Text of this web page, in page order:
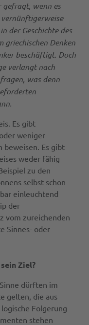
gefragt, wenn es
der Geschichte des
griechischen Denken
beschäftigt. Doch
verlangt nach
was denn
Es gibt
weniger
beweisen. Es gibt
weder fähig
zu den
selbst schon
einleuchtend
der
vom zureichenden
Sinnes- oder
Ziel?
dürften im
gelten, die aus
Folgerung
stehen